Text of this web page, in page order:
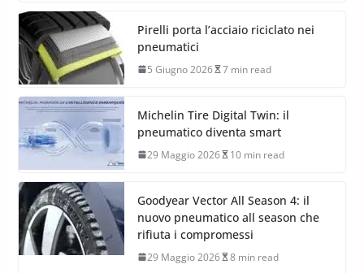
Pirelli porta l’acciaio riciclato nei
pneumatici
5 Giugno 2026 7 min read
Michelin Tire Digital Twin: il
pneumatico diventa smart
29 Maggio 2026 10 min read
Goodyear Vector All Season 4: il
nuovo pneumatico all season che
rifiuta i compromessi
29 Maggio 2026 8 min read